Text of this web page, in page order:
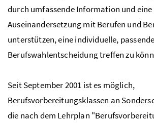
durch umfassende Information und
Auseinandersetzung mit Berufen und
unterstützen, eine individuelle, passende
Berufswahlentscheidung treffen zu
Seit September 2001 ist es möglich,
Berufsvorbereitungsklassen an
die nach dem Lehrplan